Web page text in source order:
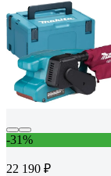
-31%
22 190 ₽